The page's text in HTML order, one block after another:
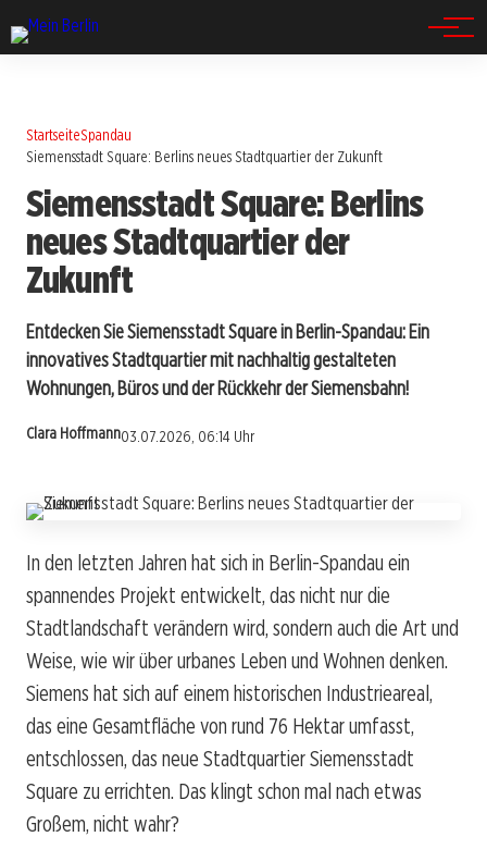
StartseiteSpandau
Siemensstadt Square: Berlins neues Stadtquartier der Zukunft
Siemensstadt Square: Berlins
neues Stadtquartier der
Zukunft
Entdecken Sie Siemensstadt Square in Berlin-Spandau: Ein
innovatives Stadtquartier mit nachhaltig gestalteten
Wohnungen, Büros und der Rückkehr der Siemensbahn!
Clara Hoffmann03.07.2026, 06:14 Uhr
In den letzten Jahren hat sich in Berlin-Spandau ein
spannendes Projekt entwickelt, das nicht nur die
Stadtlandschaft verändern wird, sondern auch die Art und
Weise, wie wir über urbanes Leben und Wohnen denken.
Siemens hat sich auf einem historischen Industrieareal,
das eine Gesamtfläche von rund 76 Hektar umfasst,
entschlossen, das neue Stadtquartier Siemensstadt
Square zu errichten. Das klingt schon mal nach etwas
Großem, nicht wahr?